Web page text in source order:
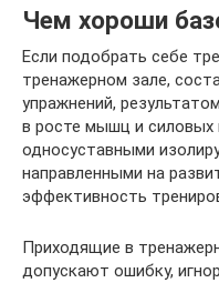
Чем хороши
Если подобрать себе
тренажерном зале,
упражнений,
в росте мышц и силовых
односуставными
направленными на
эффективность
Приходящие в
допускают ошибку,